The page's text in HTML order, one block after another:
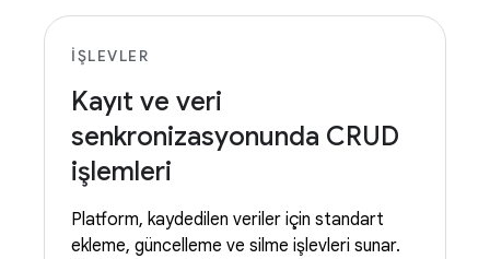
İŞLEVLER
Kayıt ve veri
senkronizasyonunda CRUD
işlemleri
Platform, kaydedilen veriler için standart
ekleme, güncelleme ve silme işlevleri sunar.